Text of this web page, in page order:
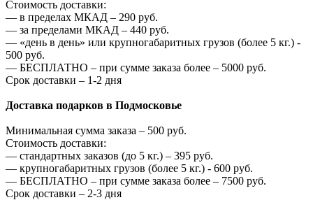
Стоимость доставки:
— в пределах МКАД – 290 руб.
— за пределами МКАД – 440 руб.
— «день в день» или крупногабаритных грузов (более 5 кг.) -
500 руб.
— БЕСПЛАТНО – при сумме заказа более – 5000 руб.
Срок доставки – 1-2 дня
Доставка подарков в Подмосковье
Минимальная сумма заказа – 500 руб.
Стоимость доставки:
— стандартных заказов (до 5 кг.) – 395 руб.
— крупногабаритных грузов (более 5 кг.) - 600 руб.
— БЕСПЛАТНО – при сумме заказа более – 7500 руб.
Срок доставки – 2-3 дня